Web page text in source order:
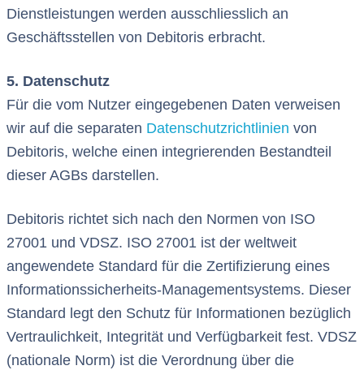
Dienstleistungen werden ausschliesslich an
Geschäftsstellen von Debitoris erbracht.
5. Datenschutz
Für die vom Nutzer eingegebenen Daten verweisen
wir auf die separaten Datenschutzrichtlinien von
Debitoris, welche einen integrierenden Bestandteil
dieser AGBs darstellen.
Debitoris richtet sich nach den Normen von ISO
27001 und VDSZ. ISO 27001 ist der weltweit
angewendete Standard für die Zertifizierung eines
Informationssicherheits-Managementsystems. Dieser
Standard legt den Schutz für Informationen bezüglich
Vertraulichkeit, Integrität und Verfügbarkeit fest. VDSZ
(nationale Norm) ist die Verordnung über die